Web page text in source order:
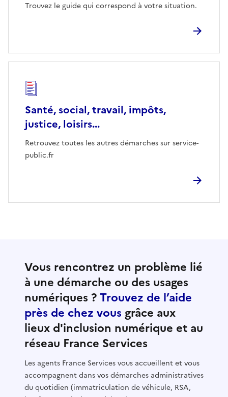
Trouvez le guide qui correspond à votre situation.
Santé, social, travail, impôts,
justice, loisirs...
Retrouvez toutes les autres démarches sur service-
public.fr
Vous rencontrez un problème lié
à une démarche ou des usages
numériques ?Trouvez de l’aide
près de chez vous grâce aux
lieux d'inclusion numérique et au
réseau France Services
Les agents France Services vous accueillent et vous
accompagnent dans vos démarches administratives
du quotidien (immatriculation de véhicule, RSA,